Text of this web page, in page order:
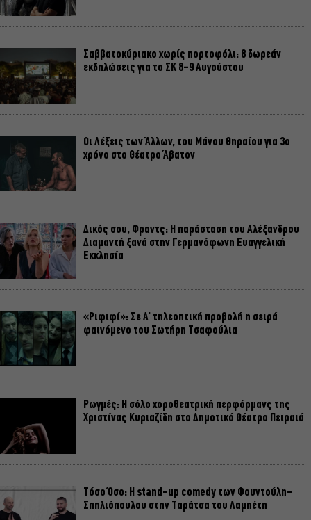
Σαββατοκύριακο χωρίς πορτοφόλι: 8 δωρεάν
εκδηλώσεις για το ΣΚ 8-9 Αυγούστου
Οι Λέξεις των Άλλων, του Μάνου Θηραίου για 3ο
χρόνο στο Θέατρο Άβατον
Δικός σου, Φραντς: Η παράσταση του Αλέξανδρου
Διαμαντή ξανά στην Γερμανόφωνη Ευαγγελική
Εκκλησία
«Ριφιφί»: Σε Α’ τηλεοπτική προβολή η σειρά
φαινόμενο του Σωτήρη Τσαφούλια
Ρωγμές: Η σόλο χοροθεατρική περφόρμανς της
Χριστίνας Κυριαζίδη στο Δημοτικό Θέατρο Πειραιά
Τόσο Όσο: Η stand-up comedy των Φουντούλη-
Σπηλιόπουλου στην Ταράτσα του Λαμπέτη